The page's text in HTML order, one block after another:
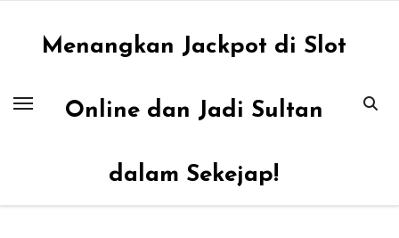
Menangkan Jackpot di Slot
Online dan Jadi Sultan
dalam Sekejap!